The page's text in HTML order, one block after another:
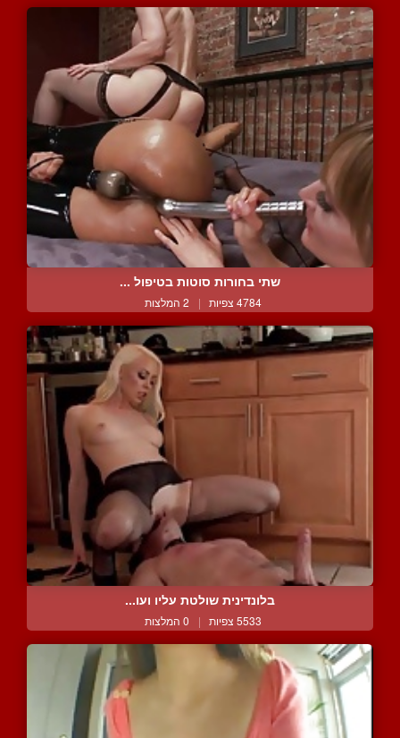
שתי בחורות סוטות בטיפול ...
4784 צפיות | 2 המלצות
בלונדינית שולטת עליו ועו...
5533 צפיות | 0 המלצות